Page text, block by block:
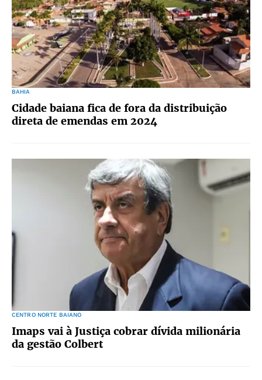
BAHIA
Cidade baiana fica de fora da distribuição
direta de emendas em 2024
CENTRO NORTE BAIANO
Imaps vai à Justiça cobrar dívida milionária
da gestão Colbert